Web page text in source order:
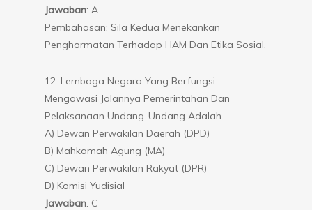
Jawaban: A
Pembahasan: Sila Kedua Menekankan
Penghormatan Terhadap HAM Dan Etika Sosial.
12. Lembaga Negara Yang Berfungsi
Mengawasi Jalannya Pemerintahan Dan
Pelaksanaan Undang-Undang Adalah…
A) Dewan Perwakilan Daerah (DPD)
B) Mahkamah Agung (MA)
C) Dewan Perwakilan Rakyat (DPR)
D) Komisi Yudisial
Jawaban: C